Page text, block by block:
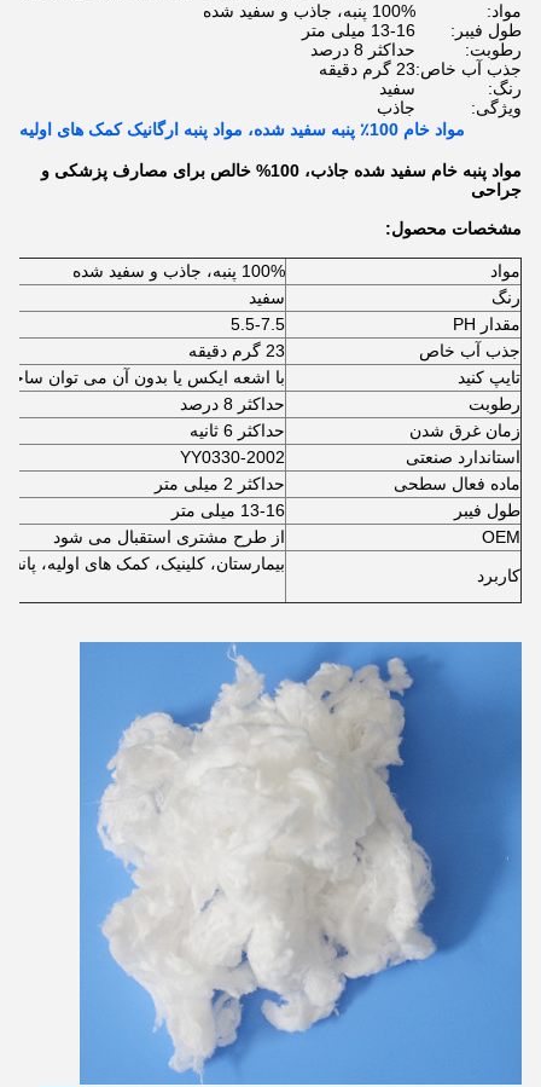
مواد:
100% پنبه، جاذب و سفید شده
طول فیبر:
13-16 میلی متر
رطوبت:
حداکثر 8 درصد
جذب آب خاص:23 گرم دقیقه
رنگ:
سفید
ویژگی:
جاذب
مواد خام 100٪ پنبه سفید شده، مواد پنبه ارگانیک کمک های اولیه
مواد پنبه خام سفید شده جاذب، 100% خالص برای مصارف پزشکی و
جراحی
مشخصات محصول:
مواد
100% پنبه، جاذب و سفید شده
رنگ
سفید
مقدار PH
5.5-7.5
جذب آب خاص
23 گرم دقیقه
تایپ کنید
با اشعه ایکس یا بدون آن می توان
رطوبت
حداکثر 8 درصد
زمان غرق شدن
حداکثر 6 ثانیه
استاندارد صنعتی
YY0330-2002
ماده فعال سطحی
حداکثر 2 میلی متر
طول فیبر
13-16 میلی متر
OEM
از طرح مشتری استقبال می شود
کاربرد
بیمارستان، کلینیک، کمک های اولیه،